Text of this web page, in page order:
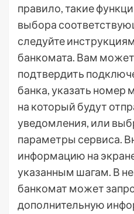
правило, такие
выбора
следуйте
банкомата. Вам
подтвердить
банка, указать номер
на который будут
уведомления, или
параметры сервиса.
информацию на
указанным шагам. В
банкомат может
дополнительную